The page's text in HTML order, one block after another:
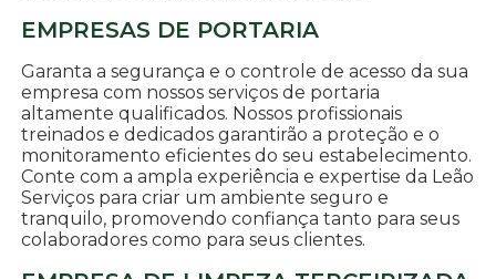
EMPRESAS DE PORTARIA
Garanta a segurança e o controle de acesso da sua
empresa com nossos serviços de portaria
altamente qualificados. Nossos profissionais
treinados e dedicados garantirão a proteção e o
monitoramento eficientes do seu estabelecimento.
Conte com a ampla experiência e expertise da Leão
Serviços para criar um ambiente seguro e
tranquilo, promovendo confiança tanto para seus
colaboradores como para seus clientes.